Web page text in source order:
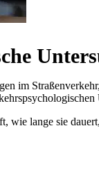
im
wie lange sie